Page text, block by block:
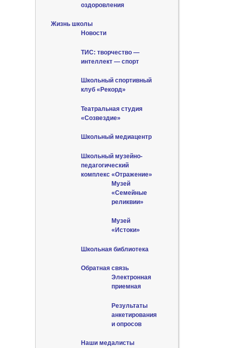
оздоровления
Жизнь школы
Новости
ТИС: творчество —
интеллект — спорт
Школьный спортивный
клуб «Рекорд»
Театральная студия
«Созвездие»
Школьный медиацентр
Школьный музейно-
педагогический
комплекс «Отражение»
Музей
«Семейные
реликвии»
Музей
«Истоки»
Школьная библиотека
Обратная связь
Электронная
приемная
Результаты
анкетирования
и опросов
Наши медалисты